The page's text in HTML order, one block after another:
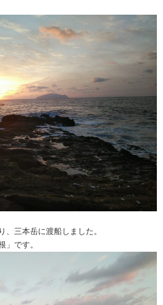
、三本岳に渡船しました。
」です。